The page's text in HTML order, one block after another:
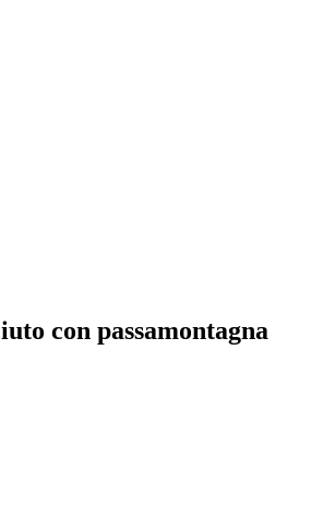
con passamontagna